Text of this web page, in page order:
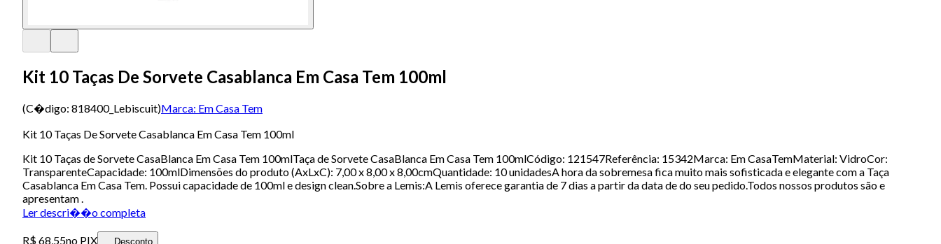
Kit 10 Taças De Sorvete Casablanca Em Casa Tem 100ml
(C�digo: 818400_Lebiscuit)Marca: Em Casa Tem
Kit 10 Taças De Sorvete Casablanca Em Casa Tem 100ml
Kit 10 Taças de Sorvete CasaBlanca Em Casa Tem 100mlTaça de Sorvete CasaBlanca Em Casa Tem 100mlCódigo: 121547Referência: 15342Marca: Em CasaTemMaterial: VidroCor:
TransparenteCapacidade: 100mlDimensões do produto (AxLxC): 7,00 x 8,00 x 8,00cmQuantidade: 10 unidadesA hora da sobremesa fica muito mais sofisticada e elegante com a Taça
Casablanca Em Casa Tem. Possui capacidade de 100ml e design clean.Sobre a Lemis:A Lemis oferece garantia de 7 dias a partir da data de do seu pedido.Todos nossos produtos são e
apresentam .
Ler descri��o completa
R$ 68,55no PIX Desconto